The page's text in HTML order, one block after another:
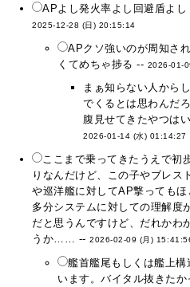
APよし発火率よし回避盾よ
2025-12-28 (日) 20:15:14
APクソ強いのが周知さ
くてめちゃ捗る -- 2026-01-
まぁ知らない人から
でくるとは思わんだ
腹見せてきたやつは
2026-01-14 (水) 01:14:27
ここまで乗ってきたうえで初
りなんだけど、この子やブレス
や巡洋艦に対してAP撃っても
多分システムに対しての理解度
だと思うんですけど、だれかわ
うか…… --2026-02-09 (月)
艦首艦尾もしくは艦上
います。バイタル抜きた